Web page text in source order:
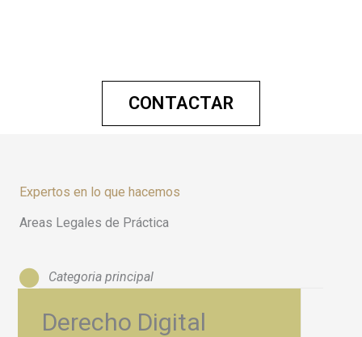
CONTACTAR
Expertos en lo que hacemos
Areas Legales de Práctica
Categoria principal
Derecho Digital